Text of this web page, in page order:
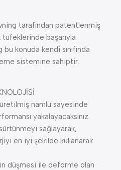
tarafından patentlenmiş
tüfeklerinde başarıyla
konuda kendi sınıfında
sistemine sahiptir.
namlu sayesinde
yakalayacaksınız.
sağlayarak,
en iyi şekilde kullanarak
düşmesi ile deforme olan